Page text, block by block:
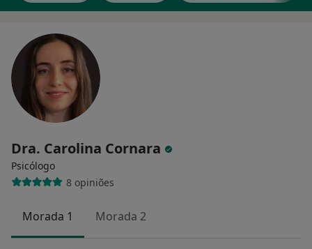
Dra. Carolina Cornara
Psicólogo
8 opiniões
Morada 1 Morada 2